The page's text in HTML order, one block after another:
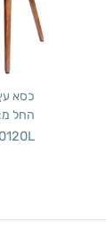
כסא
החל מ: